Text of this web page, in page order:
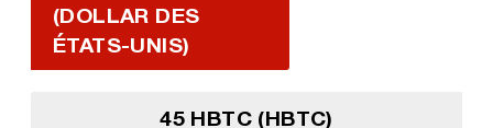
(DOLLAR DES
ÉTATS-UNIS)
45 HBTC (HBTC)